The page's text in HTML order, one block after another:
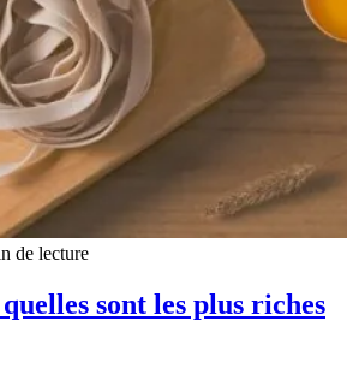
de lecture
sont les plus riches